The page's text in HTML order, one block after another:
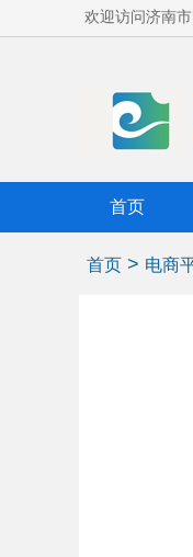
欢迎访问济南
首页
首页 > 电商